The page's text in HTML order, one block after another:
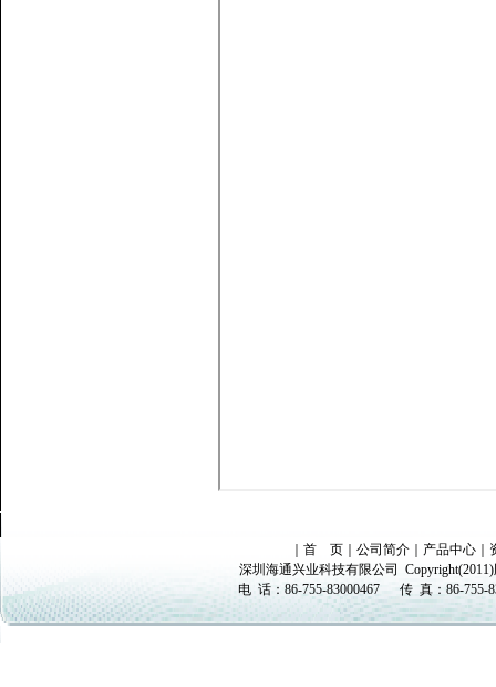
首 页｜ 公司简介｜ 产品中心｜
深圳海通兴业科技有限公司
电 话： 86-755-83000467 传 真： 86-755-